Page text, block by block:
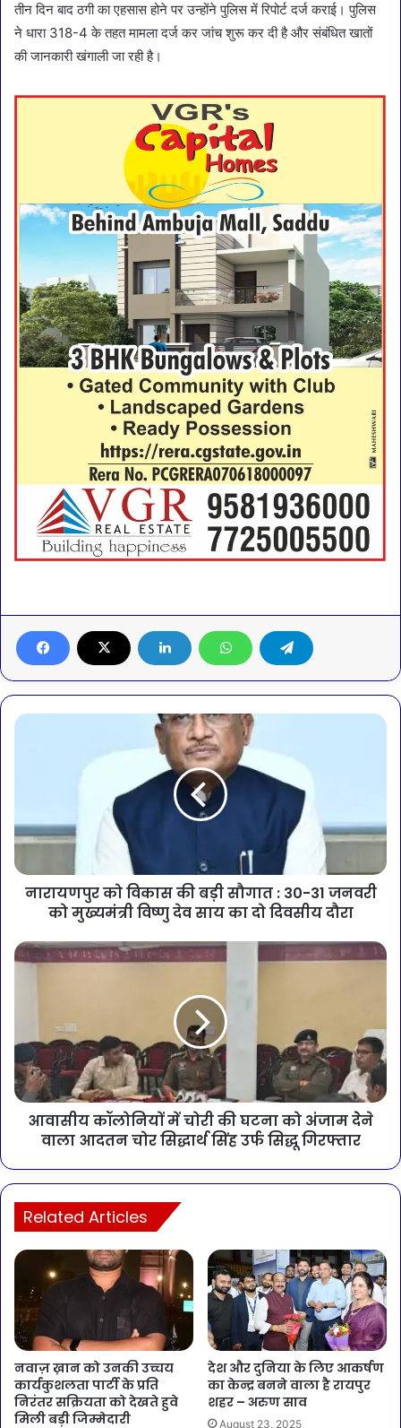
तीन दिन बाद ठगी का एहसास होने पर उन्होंने पुलिस में रिपोर्ट दर्ज कराई। पुलिस
ने धारा 318-4 के तहत मामला दर्ज कर जांच शुरू कर दी है और संबंधित खातों
की जानकारी खंगाली जा रही है।
नारायणपुर को विकास की बड़ी सौगात : 30-31 जनवरी
को मुख्यमंत्री विष्णु देव साय का दो दिवसीय दौरा
आवासीय कॉलोनियों में चोरी की घटना को अंजाम देेने
वाला आदतन चोर सिद्धार्थ सिंह उर्फ सिद्धू गिरफ्तार
Related Articles
नवाज़ ख़ान को उनकी उच्चय
कार्यकुशलता पार्टी के प्रति
निरंतर सक्रियता को देखते हुवे
मिली बड़ी जिम्मेदारी
देश और दुनिया के लिए आकर्षण
का केन्द्र बनने वाला है रायपुर
शहर – अरुण साव
August 23, 2025